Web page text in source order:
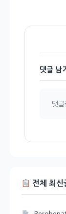
댓글 남
댓
전체 최신